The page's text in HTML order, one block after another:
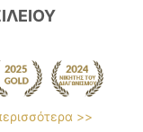
>>